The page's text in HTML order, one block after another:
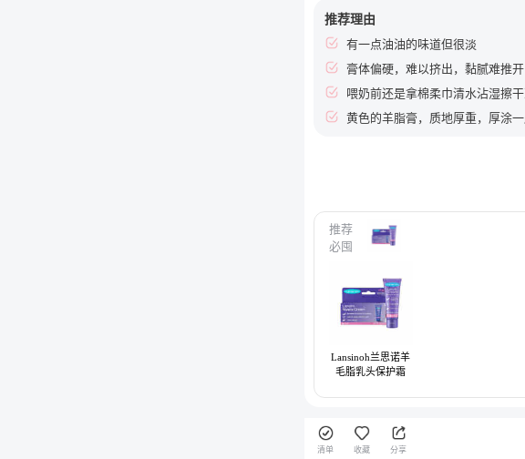
推荐理由
有一点油油的味道但很淡
膏体偏硬，难以挤出，黏腻难推开
喂奶前还是拿棉柔巾清水沾湿擦
黄色的羊脂膏，质地厚重，厚涂
推荐
必囤
Lansinoh兰思诺羊
毛脂乳头保护霜
清单 收藏 分享